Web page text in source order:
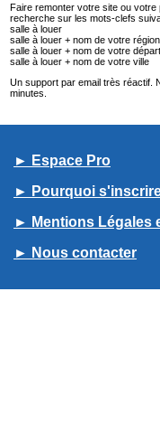
Faire remonter votre site ou
recherche sur les mots-clefs
salle à louer
salle à louer + nom de votre région
salle à louer + nom de votre
salle à louer + nom de votre ville
Un support par email très réactif.
minutes.
► Espace Pro
► Pourquoi
► Mentions Légales
► Nous contacter